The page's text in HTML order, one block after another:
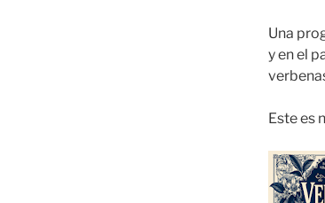
Una
y en el
Este es